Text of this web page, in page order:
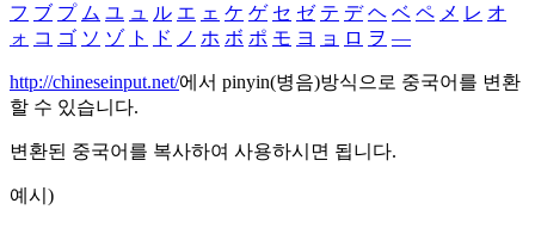
フ ブ プ ム ユ ュ ル エ ェ ケ ゲ セ ゼ テ デ ヘ ベ ペ メ レ オ
ォ コ ゴ ソ ゾ ト ド ノ ホ ボ ポ モ ヨ ョ ロ ヲ ―
http://chineseinput.net/에서 pinyin(병음)방식으로 중국어를 변환
할 수 있습니다.
변환된 중국어를 복사하여 사용하시면 됩니다.
예시)